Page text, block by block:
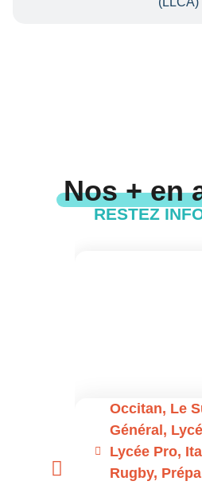
Nos + en
RESTEZ
Occitan, Le
Général,
Lycée Pro,
Rugby,